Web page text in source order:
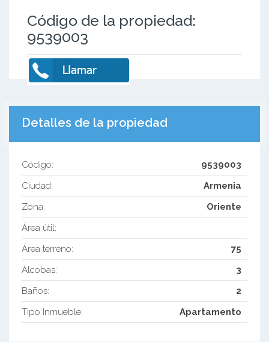
Código de la propiedad:
9539003
Detalles de la propiedad
Código:
9539003
Ciudad:
Armenia
Zona:
Oriente
Área útil:
Área terreno:
75
Alcobas:
3
Baños:
2
Tipo Inmueble:
Apartamento